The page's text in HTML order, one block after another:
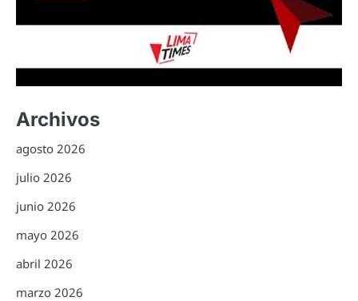
Archivos
agosto 2026
julio 2026
junio 2026
mayo 2026
abril 2026
marzo 2026